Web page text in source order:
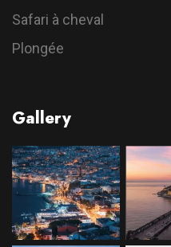
Safari à cheval
Plongée
Gallery